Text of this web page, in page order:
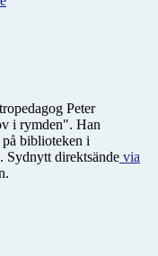
Peter
i rymden". Han
biblioteken i
Sydnytt direktsände via